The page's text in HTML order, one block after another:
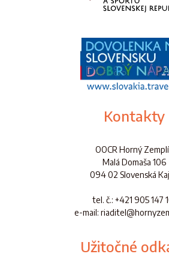
Kontakty
OOCR Horný
Malá Domaša 106
094 02 Slovenská
tel. č.: +421 905 147
e-mail:
Užitočné